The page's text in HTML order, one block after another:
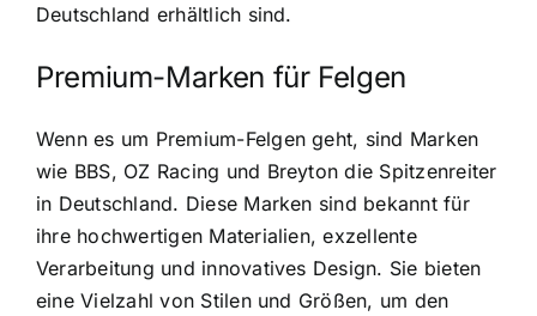
Deutschland erhältlich sind.
Premium-Marken für Felgen
Wenn es um Premium-Felgen geht, sind Marken
wie BBS, OZ Racing und Breyton die Spitzenreiter
in Deutschland. Diese Marken sind bekannt für
ihre hochwertigen Materialien, exzellente
Verarbeitung und innovatives Design. Sie bieten
eine Vielzahl von Stilen und Größen, um den